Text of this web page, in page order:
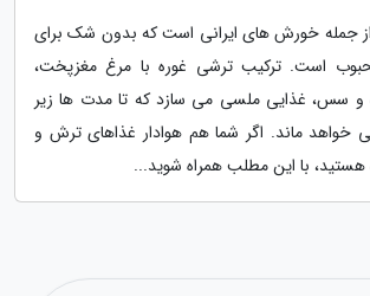
جمله خورش های ایرانی است که بدون شک برای
است. ترکیب ترشی غوره با مرغ مغزپخت،
و سس، غذایی ملسی می سازد که تا مدت ها زیر
خواهد ماند. اگر شما هم هوادار غذاهای ترش و
با این مطلب همراه شوید...